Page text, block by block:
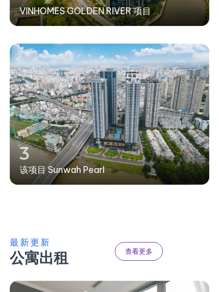
VINHOMES GOLDEN RIVER 项目
3
该项目 Sunwah Pearl
最新更新
公寓出租 查看更多